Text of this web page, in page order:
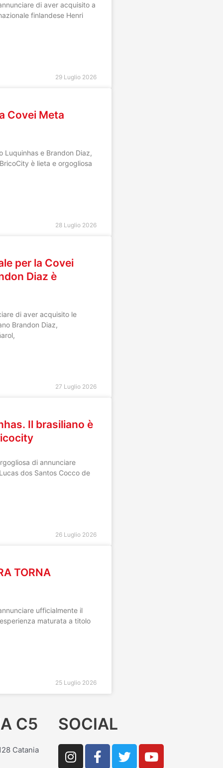
di aver acquisito a
finlandese Henri
29 Luglio 2026
Covei Meta
Luquinhas e Brandon Diaz,
è lieta e orgogliosa
28 Luglio 2026
per la Covei
Diaz è
di aver acquisito le
Brandon Diaz,
27 Luglio 2026
Il brasiliano è
di annunciare
dos Santos Cocco de
26 Luglio 2026
TORNA
ufficialmente il
maturata a titolo
25 Luglio 2026
C5
Catania
SOCIAL
I
n
F
a
T
w
Y
o